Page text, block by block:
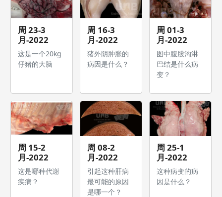
周 23-3
月-2022
这是一个20kg
仔猪的大脑
周 16-3
月-2022
猪外阴肿胀的
病因是什么？
周 01-3
月-2022
图中腹股沟淋
巴结是什么病
变？
周 15-2
月-2022
这是哪种代谢
疾病？
周 08-2
月-2022
引起这种肝病
最可能的原因
是哪一个？
周 25-1
月-2022
这种病变的病
因是什么？